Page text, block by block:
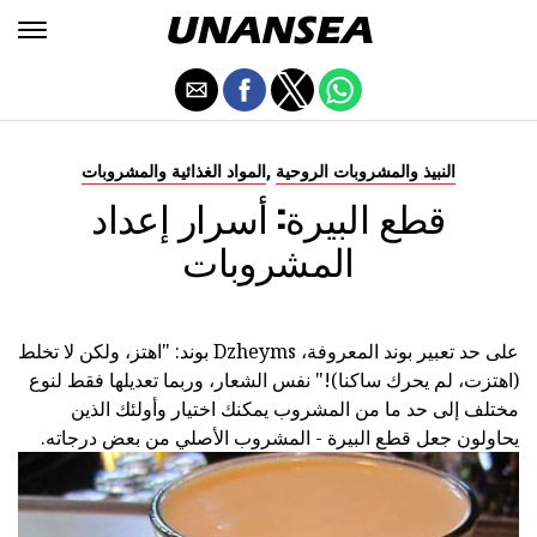
المواد الغذائية والمشروبات , النبيذ والمشروبات الروحية
قطع البيرة: أسرار إعداد
المشروبات
على حد تعبير بوند المعروفة، Dzheyms بوند: "اهتز، ولكن لا تخلط
(اهتزت، لم يحرك ساكنا)!" نفس الشعار، وربما تعديلها فقط لنوع
مختلف إلى حد ما من المشروب يمكنك اختيار وأولئك الذين
يحاولون جعل قطع البيرة - المشروب الأصلي من بعض درجاته.